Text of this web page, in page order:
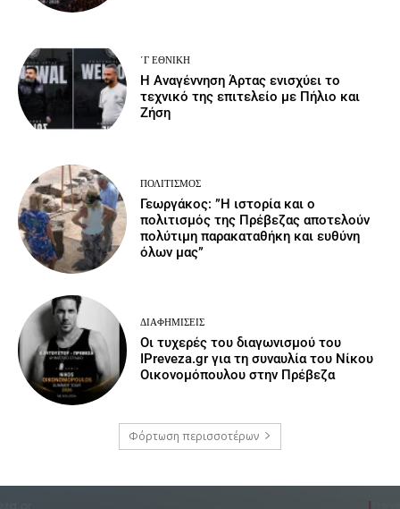
΄Γ ΕΘΝΙΚΉ
Η Αναγέννηση Άρτας ενισχύει το
τεχνικό της επιτελείο με Πήλιο και
Ζήση
ΠΟΛΙΤΙΣΜΌΣ
Γεωργάκος: ”Η ιστορία και ο
πολιτισμός της Πρέβεζας αποτελούν
πολύτιμη παρακαταθήκη και ευθύνη
όλων μας”
ΔΙΑΦΗΜΊΣΕΙΣ
Οι τυχερές του διαγωνισμού του
IPreveza.gr για τη συναυλία του Νίκου
Οικονομόπουλου στην Πρέβεζα
Φόρτωση περισσοτέρων